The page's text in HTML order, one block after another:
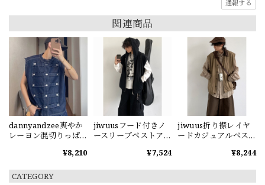
CATEGORY
通報する
関連商品
dannyandzee爽やか
レーヨン混切りっぱ
¥8,210
jiwuusフード付きノ
ースリーブベストア
¥7,524
jiwuus折り襟レイヤ
ードカジュアルベス
¥8,244